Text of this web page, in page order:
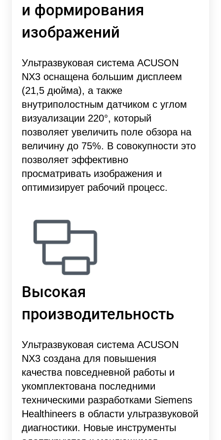
и формирования
изображений
Ультразвуковая система ACUSON
NX3 оснащена большим дисплеем
(21,5 дюйма), а также
внутриполостным датчиком с углом
визуализации 220°, который
позволяет увеличить поле обзора на
величину до 75%. В совокупности это
позволяет эффективно
просматривать изображения и
оптимизирует рабочий процесс.
Высокая
производительность
Ультразвуковая система ACUSON
NX3 создана для повышения
качества повседневной работы и
укомплектована последними
техническими разработками Siemens
Healthineers в области ультразвуковой
диагностики. Новые инструменты